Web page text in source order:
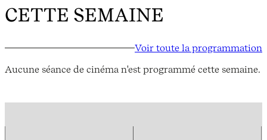
CETTE SEMAINE
Voir toute la programmation
Aucune séance de cinéma n'est programmé cette semaine.